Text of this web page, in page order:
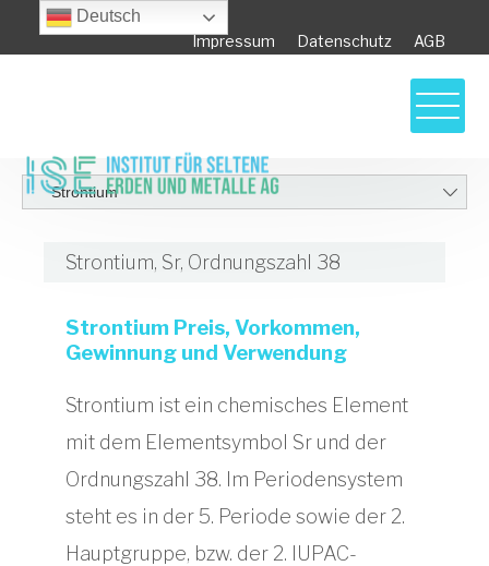
Impressum Datenschutz AGB
Strontium, Sr, Ordnungszahl 38
Strontium Preis, Vorkommen,
Gewinnung und Verwendung
Strontium ist ein chemisches Element
mit dem Elementsymbol Sr und der
Ordnungszahl 38. Im Periodensystem
steht es in der 5. Periode sowie der 2.
Hauptgruppe, bzw. der 2. IUPAC-
Deutsch